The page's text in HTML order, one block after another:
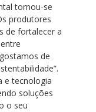
tornou-se
produtores
de fortalecer a
de
e tecnologia
soluções
o seu